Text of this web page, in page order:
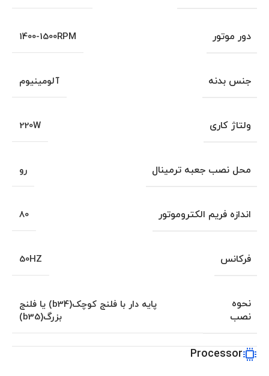
دور موتور 1400-1500RPM
جنس بدنه آلومینیوم
ولتاژ کاری 220W
محل نصب جعبه ترمینال رو
اندازه فریم الکتروموتور 80
فرکانس 50HZ
نحوه
نصب
پایه دار با فلنج کوچک(b34) یا فلنج
بزرگ(b35)
Processor